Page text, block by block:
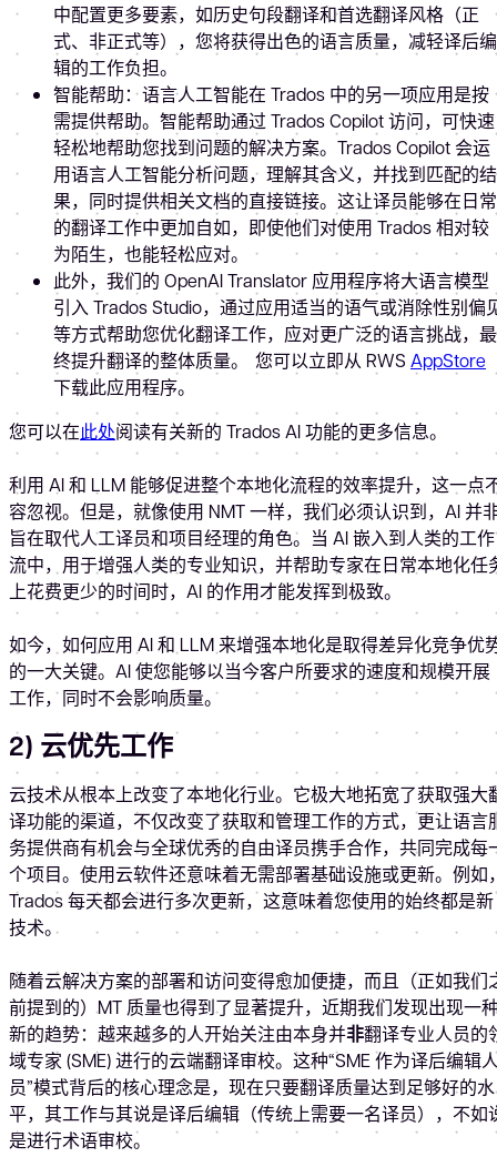
中配置更多要素，如历史句段翻译和首选翻译风格（正
式、非正式等），您将获得出色的语言质量，减轻译后编
辑的工作负担。
智能帮助：语言人工智能在 Trados 中的另一项应用是按
需提供帮助。智能帮助通过 Trados Copilot 访问，可快速
轻松地帮助您找到问题的解决方案。Trados Copilot 会运
用语言人工智能分析问题，理解其含义，并找到匹配的结
果，同时提供相关文档的直接链接。这让译员能够在日常
的翻译工作中更加自如，即使他们对使用 Trados 相对较
为陌生，也能轻松应对。
此外，我们的 OpenAI Translator 应用程序将大语言模型
引入 Trados Studio，通过应用适当的语气或消除性别偏
等方式帮助您优化翻译工作，应对更广泛的语言挑战，最
终提升翻译的整体质量。 您可以立即从 RWS AppStore
下载此应用程序。
您可以在此处阅读有关新的 Trados AI 功能的更多信息。
利用 AI 和 LLM 能够促进整个本地化流程的效率提升，这一点
容忽视。但是，就像使用 NMT 一样，我们必须认识到，AI 并
旨在取代人工译员和项目经理的角色。当 AI 嵌入到人类的工作
流中，用于增强人类的专业知识，并帮助专家在日常本地化任
上花费更少的时间时，AI 的作用才能发挥到极致。
如今，如何应用 AI 和 LLM 来增强本地化是取得差异化竞争优
的一大关键。AI 使您能够以当今客户所要求的速度和规模开展
工作，同时不会影响质量。
2) 云优先工作
云技术从根本上改变了本地化行业。它极大地拓宽了获取强大
译功能的渠道，不仅改变了获取和管理工作的方式，更让语言
务提供商有机会与全球优秀的自由译员携手合作，共同完成每
个项目。使用云软件还意味着无需部署基础设施或更新。例如
Trados 每天都会进行多次更新，这意味着您使用的始终都是新
技术。
随着云解决方案的部署和访问变得愈加便捷，而且（正如我们
前提到的）MT 质量也得到了显著提升，近期我们发现出现一
新的趋势：越来越多的人开始关注由本身并非翻译专业人员的
域专家 (SME) 进行的云端翻译审校。这种“SME 作为译后编辑
员”模式背后的核心理念是，现在只要翻译质量达到足够好的水
平，其工作与其说是译后编辑（传统上需要一名译员），不如
是进行术语审校。